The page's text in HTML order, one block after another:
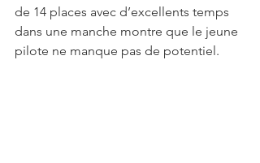
de 14 places avec d’excellents temps
dans une manche montre que le jeune
pilote ne manque pas de potentiel.